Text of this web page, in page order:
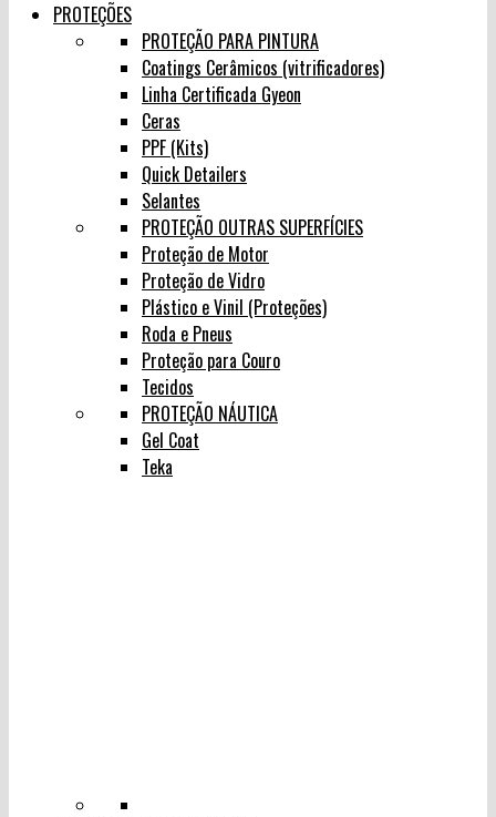
PROTEÇÕES
PROTEÇÃO PARA PINTURA
Coatings Cerâmicos (vitrificadores)
Linha Certificada Gyeon
Ceras
PPF (Kits)
Quick Detailers
Selantes
PROTEÇÃO OUTRAS SUPERFÍCIES
Proteção de Motor
Proteção de Vidro
Plástico e Vinil (Proteções)
Roda e Pneus
Proteção para Couro
Tecidos
PROTEÇÃO NÁUTICA
Gel Coat
Teka